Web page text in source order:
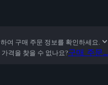
여 구매 주문 정보를 확인하세요.
격을 찾을 수 없나요?구매 주문...